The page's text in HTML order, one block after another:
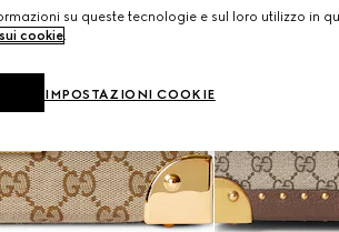
su queste tecnologie e sul loro utilizzo in
cookie.
IMPOSTAZIONI COOKIE